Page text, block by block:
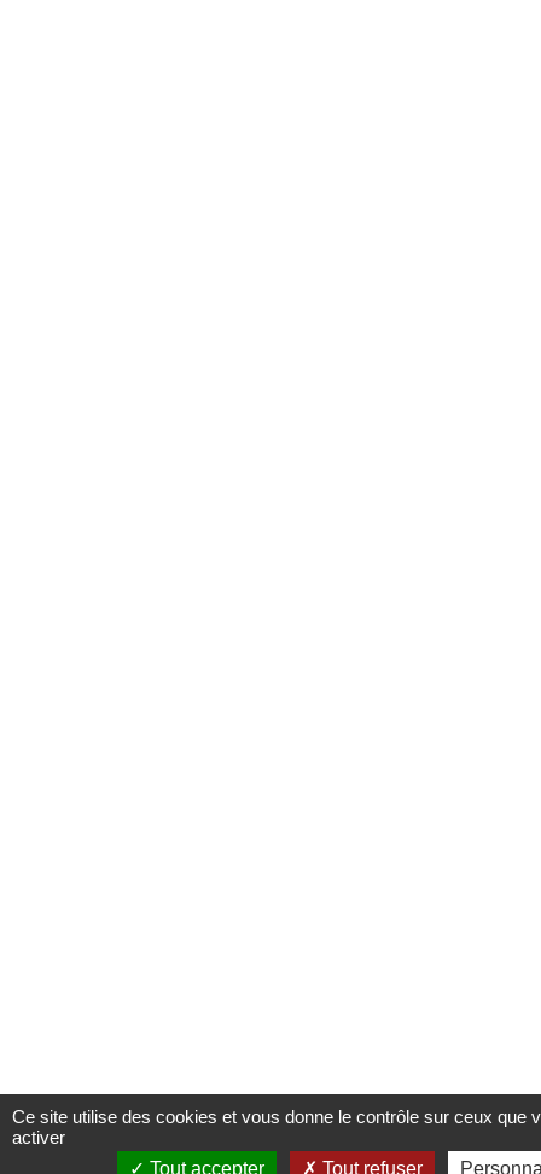
Ce site utilise des cookies et vous donne le contrôle sur ceux que
activer
Tout accepter
Tout refuser